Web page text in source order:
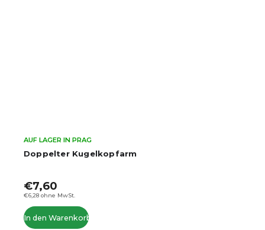
Doppelter Kugelkopfarm
AUF LAGER IN PRAG
€6,28 ohne MwSt.
€7,60
In den Warenkorb